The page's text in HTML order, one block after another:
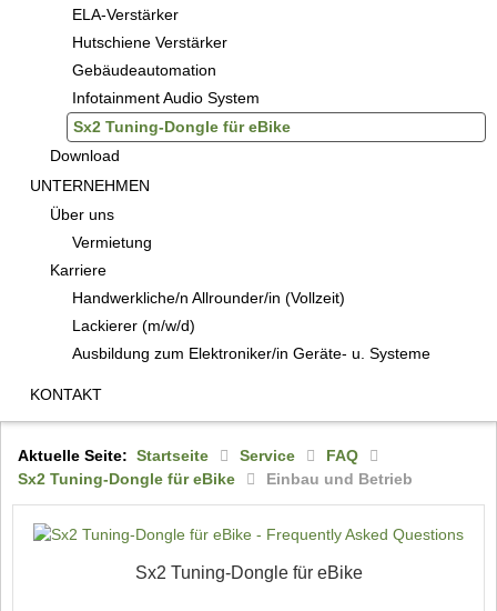
ELA-Verstärker
Hutschiene Verstärker
Gebäudeautomation
Infotainment Audio System
Sx2 Tuning-Dongle für eBike
Download
UNTERNEHMEN
Über uns
Vermietung
Karriere
Handwerkliche/n Allrounder/in (Vollzeit)
Lackierer (m/w/d)
Ausbildung zum Elektroniker/in Geräte- u. Systeme
KONTAKT
Aktuelle Seite: Startseite Service
FAQ
Sx2 Tuning-Dongle für eBike
Einbau und Betrieb
Sx2 Tuning-Dongle für eBike